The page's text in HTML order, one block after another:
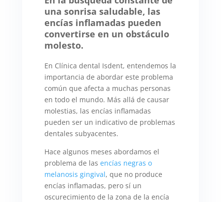
una sonrisa saludable, las
encías inflamadas pueden
convertirse en un obstáculo
molesto.
En Clínica dental Isdent, entendemos la
importancia de abordar este problema
común que afecta a muchas personas
en todo el mundo. Más allá de causar
molestias, las encías inflamadas
pueden ser un indicativo de problemas
dentales subyacentes.
Hace algunos meses abordamos el
problema de las encías negras o
melanosis gingival, que no produce
encías inflamadas, pero sí un
oscurecimiento de la zona de la encía